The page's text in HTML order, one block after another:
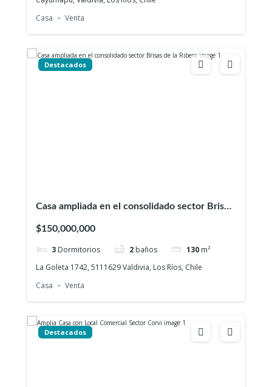
Casa
Venta
Destacados
Casa ampliada en el consolidado sector Brisas
$150,000,000
3 Dormitorios 2 baños 130 m²
La Goleta 1742, 5111629 Valdivia, Los Ríos, Chile
Casa
Venta
Destacados